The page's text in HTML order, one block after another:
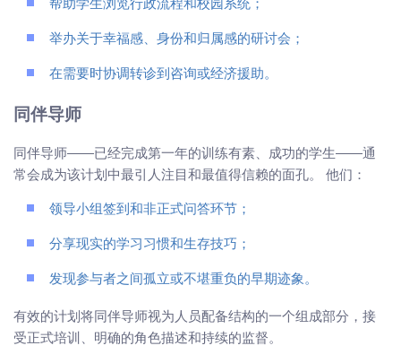
帮助学生浏览行政流程和校园系统；
举办关于幸福感、身份和归属感的研讨会；
在需要时协调转诊到咨询或经济援助。
同伴导师
同伴导师——已经完成第一年的训练有素、成功的学生——通
常会成为该计划中最引人注目和最值得信赖的面孔。 他们：
领导小组签到和非正式问答环节；
分享现实的学习习惯和生存技巧；
发现参与者之间孤立或不堪重负的早期迹象。
有效的计划将同伴导师视为人员配备结构的一个组成部分，接
受正式培训、明确的角色描述和持续的监督。